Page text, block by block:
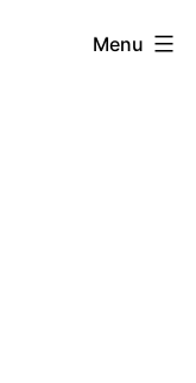
Menu